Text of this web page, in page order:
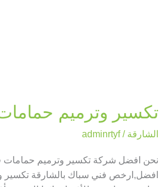
تكسير وترميم حمامات في الشارقة
الشارقة /
adminrtyf
نحن افضل شركة تكسير وترميم حمامات في
افضل,ارخص فني سباك بالشارقة تكسير